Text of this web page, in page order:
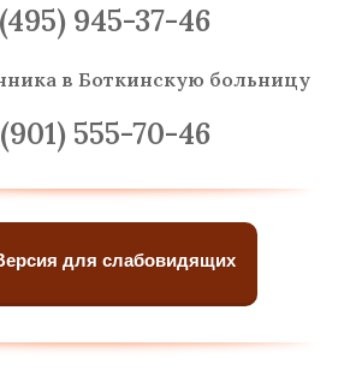
945-37-46
в Боткинскую больницу
555-70-46
для слабовидящих